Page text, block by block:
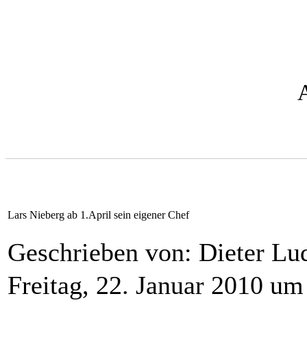
Lars Nieberg ab 1.April sein eigener Chef
Geschrieben von: Dieter
Freitag, 22. Januar 2010